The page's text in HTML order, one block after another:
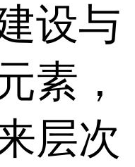
设与
素，
层次